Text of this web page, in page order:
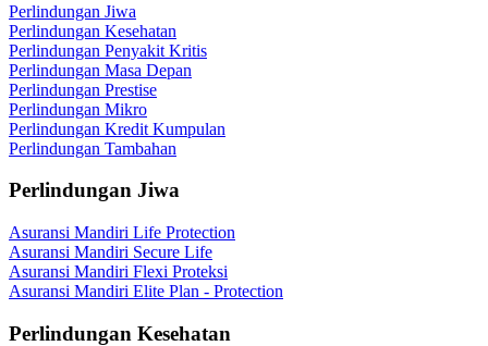
Perlindungan Jiwa
Perlindungan Kesehatan
Perlindungan Penyakit Kritis
Perlindungan Masa Depan
Perlindungan Prestise
Perlindungan Mikro
Perlindungan Kredit Kumpulan
Perlindungan Tambahan
Perlindungan Jiwa
Asuransi Mandiri Life Protection
Asuransi Mandiri Secure Life
Asuransi Mandiri Flexi Proteksi
Asuransi Mandiri Elite Plan - Protection
Perlindungan Kesehatan